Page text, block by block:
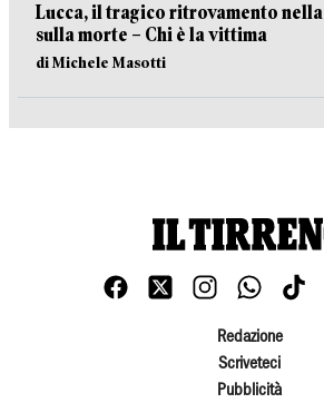
Lucca, il tragico ritrovamento
sulla morte – Chi è la vittima
di Michele Masotti
Redazione
Scriveteci
Pubblicità